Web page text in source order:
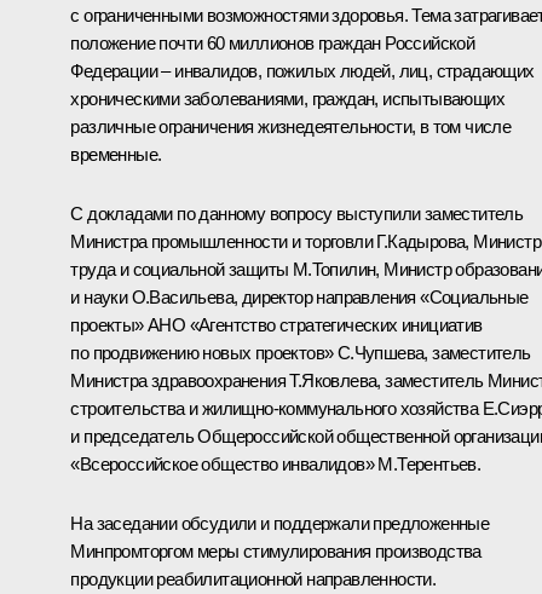
с ограниченными возможностями здоровья. Тема
положение почти 60 миллионов граждан Российской
Федерации – инвалидов, пожилых людей, лиц, страдающих
хроническими заболеваниями, граждан, испытывающих
различные ограничения жизнедеятельности, в том числе
временные.
С докладами по данному вопросу выступили заместитель
Министра промышленности и торговли Г.Кадырова, Министр
труда и социальной защиты М.Топилин, Министр
и наукиО.Васильева, директор направления «Социальные
проекты» АНО «Агентство стратегических инициатив
по продвижению новых проектов» С.Чупшева, заместитель
Министра здравоохранения Т.Яковлева, заместитель
строительства и жилищно-коммунального хозяйства
и председатель Общероссийской общественной
«Всероссийское общество инвалидов» М.Терентьев.
На заседании обсудили и поддержали предложенные
Минпромторгом меры стимулирования производства
продукции реабилитационной направленности.